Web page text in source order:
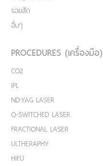
รอยสัก
อื่นๆ
PROCEDURES (เครื่องมือ)
CO2
IPL
ND:YAG LASER
Q-SWITCHED LASER
FRACTIONAL LASER
ULTHERAPHY
HIFU